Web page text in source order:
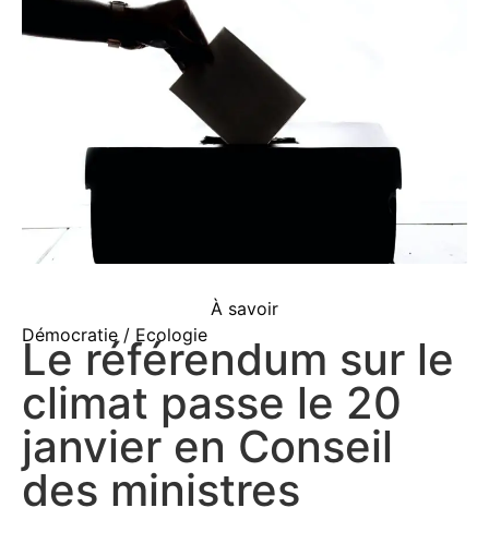
À savoir
Démocratie / Ecologie
Le référendum sur le
climat passe le 20
janvier en Conseil
des ministres